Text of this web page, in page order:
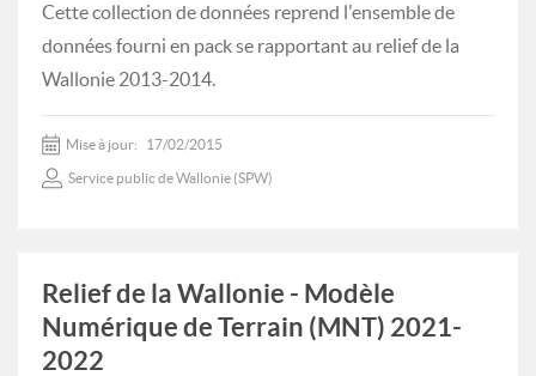
Cette collection de données reprend l'ensemble de
données fourni en pack se rapportant au relief de la
Wallonie 2013-2014.
Mise à jour: 17/02/2015
Service public de Wallonie (SPW)
Relief de la Wallonie - Modèle
Numérique de Terrain (MNT) 2021-
2022